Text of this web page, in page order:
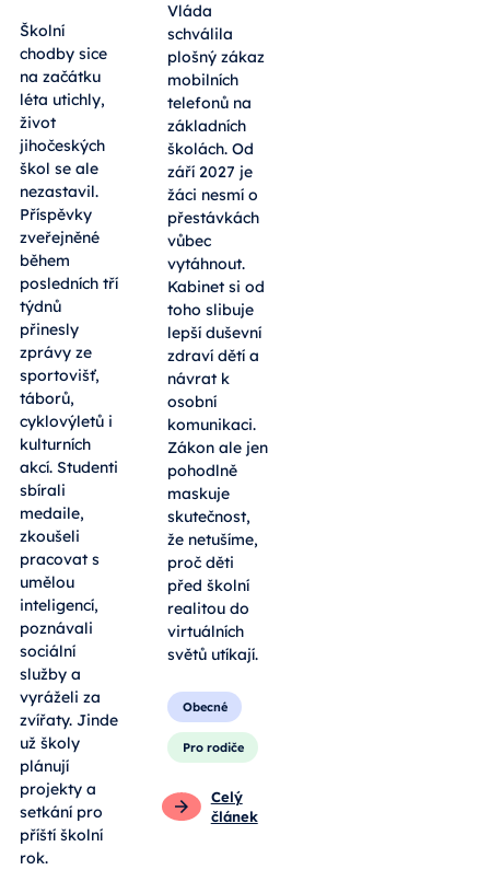
Školní
chodby sice
na začátku
léta utichly,
život
jihočeských
škol se ale
nezastavil.
Příspěvky
zveřejněné
během
posledních tří
týdnů
přinesly
zprávy ze
sportovišť,
táborů,
cyklovýletů i
kulturních
akcí. Studenti
sbírali
medaile,
zkoušeli
pracovat s
umělou
inteligencí,
poznávali
sociální
služby a
vyráželi za
zvířaty. Jinde
už školy
plánují
projekty a
setkání pro
příští školní
rok.
Vláda
schválila
plošný zákaz
mobilních
telefonů na
základních
školách. Od
září 2027 je
žáci nesmí o
přestávkách
vůbec
vytáhnout.
Kabinet si od
toho slibuje
lepší duševní
zdraví dětí a
návrat k
osobní
komunikaci.
Zákon ale jen
pohodlně
maskuje
skutečnost,
že netušíme,
proč děti
před školní
realitou do
virtuálních
světů utíkají.
Obecné
Pro rodiče
Celý
článek